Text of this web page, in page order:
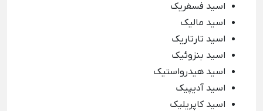
اسید فسفریک
اسید مالیک
اسید تارتاریک
اسید بنزوئیک
اسید هیدرواستیک
اسید آدیپیک
اسید کاپریلیک